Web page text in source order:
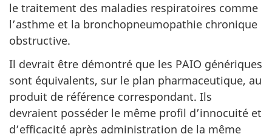
le traitement des maladies respiratoires comme
l’asthme et la bronchopneumopathie chronique
obstructive.
Il devrait être démontré que les PAIO génériques
sont équivalents, sur le plan pharmaceutique, au
produit de référence correspondant. Ils
devraient posséder le même profil d’innocuité et
d’efficacité après administration de la même